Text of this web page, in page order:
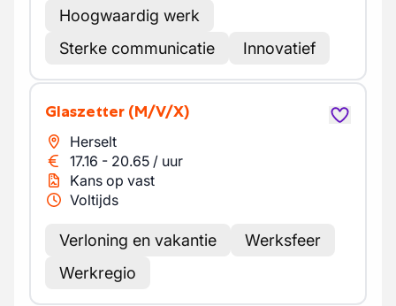
Hoogwaardig werk
Sterke communicatie
Innovatief
Glaszetter (M/V/X)
Herselt
17.16 - 20.65 / uur
Kans op vast
Voltijds
Verloning en vakantie
Werksfeer
Werkregio